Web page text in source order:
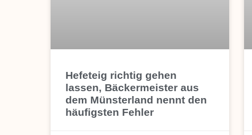
Hefeteig richtig gehen
lassen, Bäckermeister aus
dem Münsterland nennt den
häufigsten Fehler